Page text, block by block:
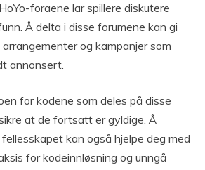
foraene lar spillere diskutere
Å delta i disse forumene kan gi
og kampanjer som
annonsert.
for kodene som deles på disse
at de fortsatt er gyldige. Å
kan også hjelpe deg med
for kodeinnløsning og unngå